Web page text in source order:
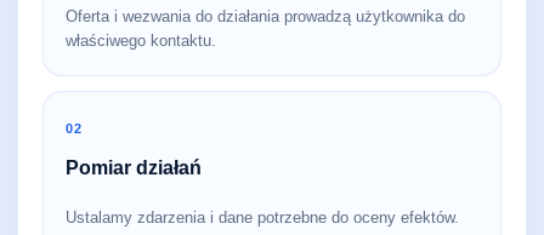
Oferta i wezwania do działania prowadzą użytkownika do
właściwego kontaktu.
02
Pomiar działań
Ustalamy zdarzenia i dane potrzebne do oceny efektów.